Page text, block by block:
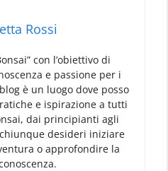
Rossi
con l’obiettivo di
e passione per i
è un luogo dove posso
e ispirazione a tutti
dai principianti agli
desideri iniziare
o approfondire la